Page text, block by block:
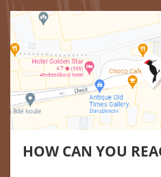
HOW CAN YOU